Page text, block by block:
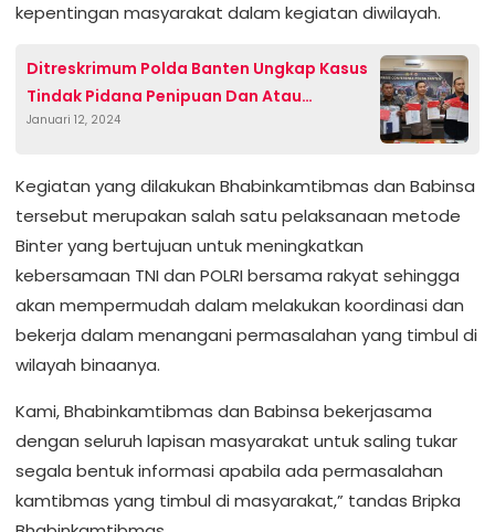
kepentingan masyarakat dalam kegiatan diwilayah.
Ditreskrimum Polda Banten Ungkap Kasus
Tindak Pidana Penipuan Dan Atau
Penggelapan
Januari 12, 2024
Kegiatan yang dilakukan Bhabinkamtibmas dan Babinsa
tersebut merupakan salah satu pelaksanaan metode
Binter yang bertujuan untuk meningkatkan
kebersamaan TNI dan POLRI bersama rakyat sehingga
akan mempermudah dalam melakukan koordinasi dan
bekerja dalam menangani permasalahan yang timbul di
wilayah binaanya.
Kami, Bhabinkamtibmas dan Babinsa bekerjasama
dengan seluruh lapisan masyarakat untuk saling tukar
segala bentuk informasi apabila ada permasalahan
kamtibmas yang timbul di masyarakat,” tandas Bripka